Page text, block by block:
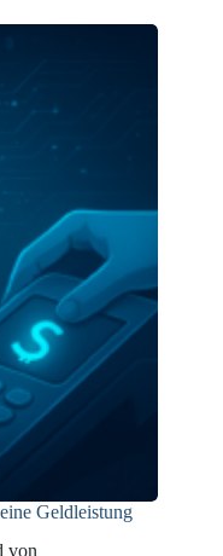
Geldleistung
von